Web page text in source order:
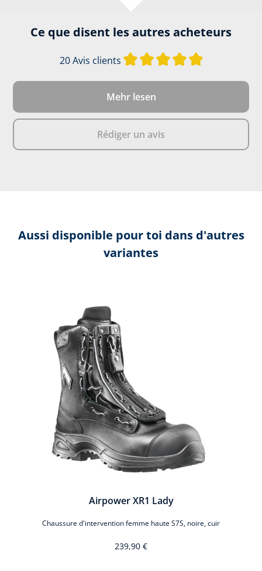
Ce que disent les autres acheteurs
20 Avis clients Note
Mehr lesen
Rédiger un avis
Aussi disponible pour toi dans d'autres
variantes
Airpower XR1 Lady
Chaussure d'intervention femme haute S7S, noire, cuir
239,90 €